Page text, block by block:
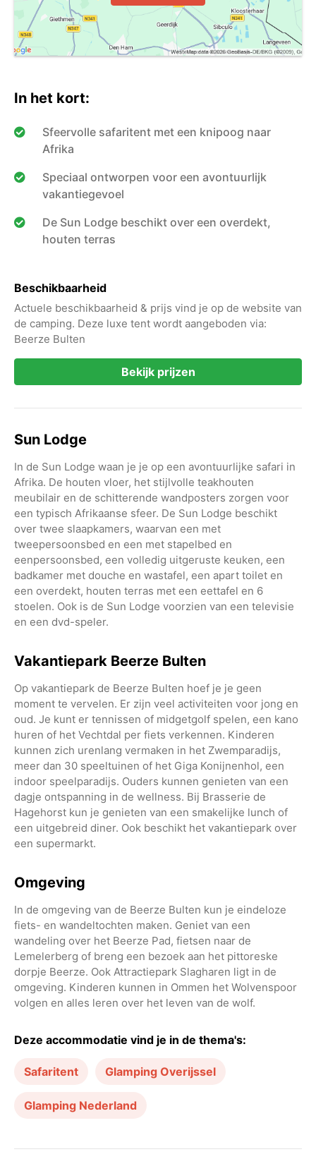
In het kort:
Sfeervolle safaritent met een knipoog naar
Afrika
Speciaal ontworpen voor een avontuurlijk
vakantiegevoel
De Sun Lodge beschikt over een overdekt,
houten terras
Beschikbaarheid
Actuele beschikbaarheid & prijs vind je op de website van
de camping. Deze luxe tent wordt aangeboden via:
Beerze Bulten
Bekijk prijzen
Sun Lodge
In de Sun Lodge waan je je op een avontuurlijke safari in
Afrika. De houten vloer, het stijlvolle teakhouten
meubilair en de schitterende wandposters zorgen voor
een typisch Afrikaanse sfeer. De Sun Lodge beschikt
over twee slaapkamers, waarvan een met
tweepersoonsbed en een met stapelbed en
eenpersoonsbed, een volledig uitgeruste keuken, een
badkamer met douche en wastafel, een apart toilet en
een overdekt, houten terras met een eettafel en 6
stoelen. Ook is de Sun Lodge voorzien van een televisie
en een dvd-speler.
Vakantiepark Beerze Bulten
Op vakantiepark de Beerze Bulten hoef je je geen
moment te vervelen. Er zijn veel activiteiten voor jong en
oud. Je kunt er tennissen of midgetgolf spelen, een kano
huren of het Vechtdal per fiets verkennen. Kinderen
kunnen zich urenlang vermaken in het Zwemparadijs,
meer dan 30 speeltuinen of het Giga Konijnenhol, een
indoor speelparadijs. Ouders kunnen genieten van een
dagje ontspanning in de wellness. Bij Brasserie de
Hagehorst kun je genieten van een smakelijke lunch of
een uitgebreid diner. Ook beschikt het vakantiepark over
een supermarkt.
Omgeving
In de omgeving van de Beerze Bulten kun je eindeloze
fiets- en wandeltochten maken. Geniet van een
wandeling over het Beerze Pad, fietsen naar de
Lemelerberg of breng een bezoek aan het pittoreske
dorpje Beerze. Ook Attractiepark Slagharen ligt in de
omgeving. Kinderen kunnen in Ommen het Wolvenspoor
volgen en alles leren over het leven van de wolf.
Deze accommodatie vind je in de thema's:
Safaritent Glamping Overijssel
Glamping Nederland